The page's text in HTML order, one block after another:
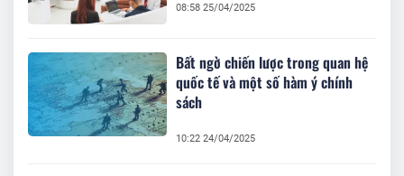
08:58 25/04/2025
Bất ngờ chiến lược trong quan hệ
quốc tế và một số hàm ý chính
sách
10:22 24/04/2025